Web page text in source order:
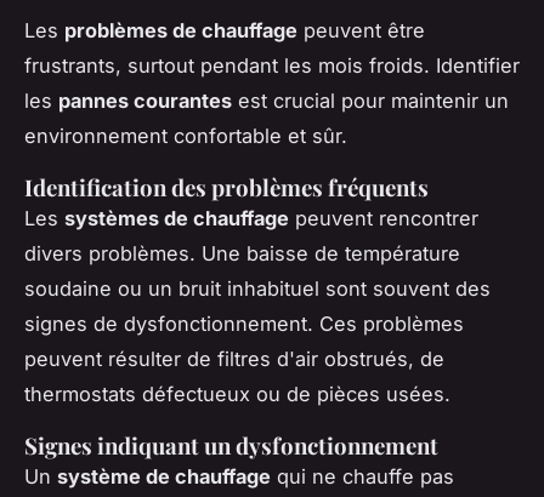
Les problèmes de chauffage peuvent être
frustrants, surtout pendant les mois froids. Identifier
les pannes courantes est crucial pour maintenir un
environnement confortable et sûr.
Identification des problèmes fréquents
Les systèmes de chauffage peuvent rencontrer
divers problèmes. Une baisse de température
soudaine ou un bruit inhabituel sont souvent des
signes de dysfonctionnement. Ces problèmes
peuvent résulter de filtres d'air obstrués, de
thermostats défectueux ou de pièces usées.
Signes indiquant un dysfonctionnement
Un système de chauffage qui ne chauffe pas